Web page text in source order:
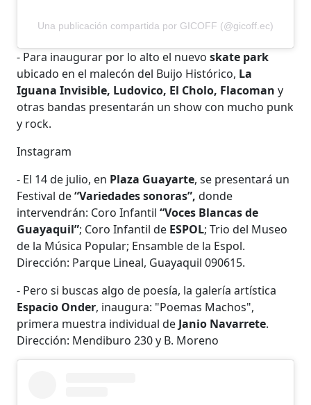
Una publicación compartida por GICOFF (@gicoff.ec)
- Para inaugurar por lo alto el nuevo skate park
ubicado en el malecón del Buijo Histórico, La
Iguana Invisible, Ludovico, El Cholo, Flacoman y
otras bandas presentarán un show con mucho punk
y rock.
Instagram
- El 14 de julio, en Plaza Guayarte, se presentará un
Festival de“Variedades sonoras”, donde
intervendrán: Coro Infantil“Voces Blancas de
Guayaquil”; Coro Infantil de ESPOL; Trio del Museo
de la Música Popular; Ensamble de la Espol.
Dirección: Parque Lineal, Guayaquil 090615.
- Pero si buscas algo de poesía, la galería artística
Espacio Onder, inaugura: "Poemas Machos",
primera muestra individual de Janio Navarrete.
Dirección: Mendiburo 230 y B. Moreno